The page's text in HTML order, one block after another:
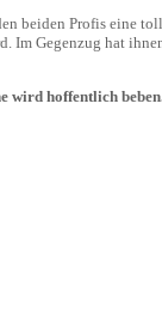
beiden Profis eine
Gegenzug hat
hoffentlich